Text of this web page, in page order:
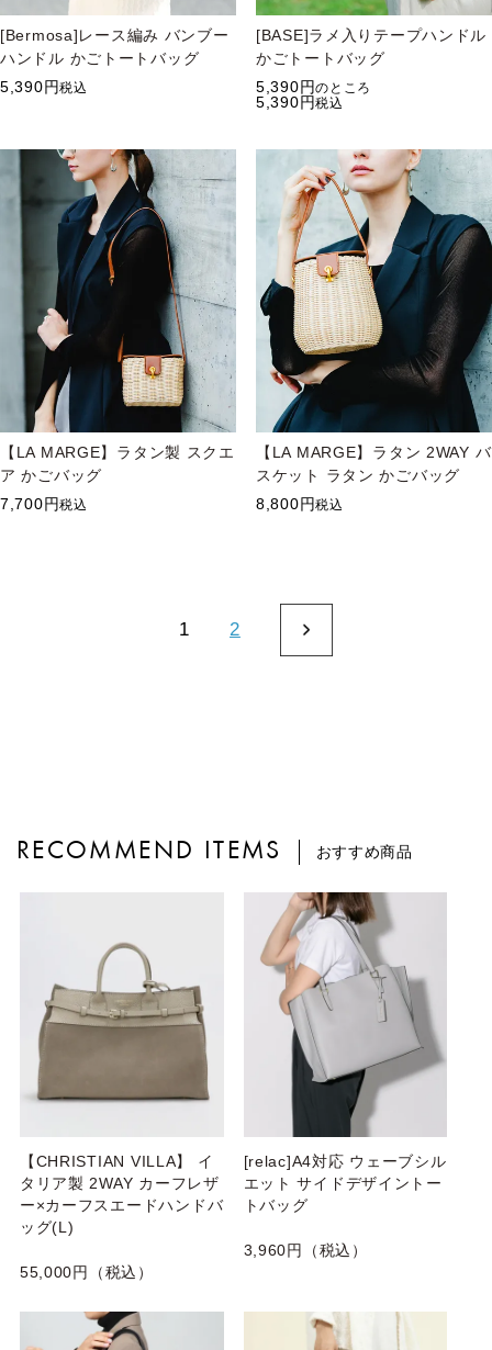
[Bermosa]レース編み バンブー
ハンドル かごトートバッグ
5,390
税込
[BASE]ラメ入りテープハンドル
かごトートバッグ
5,390
のところ
5,390 税込
【LA MARGE】ラタン製 スクエ
ア かごバッグ
7,700
税込
【LA MARGE】ラタン 2WAY バ
スケット ラタン かごバッグ
8,800
税込
1 2
RECOMMEND ITEMS おすすめ商品
【CHRISTIAN VILLA】 イ
タリア製 2WAY カーフレザ
ー×カーフスエードハンドバ
ッグ(L)
55,000円（税込）
[relac]A4対応 ウェーブシル
エット サイドデザイントー
トバッグ
3,960円（税込）